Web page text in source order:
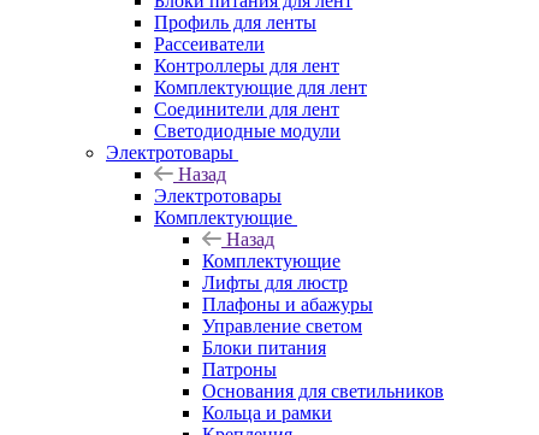
Профиль для ленты
Рассеиватели
Контроллеры для лент
Комплектующие для лент
Соединители для лент
Светодиодные модули
Электротовары
Назад
Электротовары
Комплектующие
Назад
Комплектующие
Лифты для люстр
Плафоны и абажуры
Управление светом
Блоки питания
Патроны
Основания для светильников
Кольца и рамки